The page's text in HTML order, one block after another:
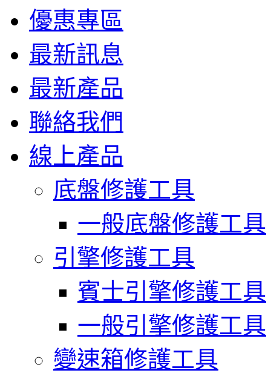
優惠專區
最新訊息
最新產品
聯絡我們
線上產品
底盤修護工具
一般底盤修護工具
引擎修護工具
賓士引擎修護工具
一般引擎修護工具
變速箱修護工具